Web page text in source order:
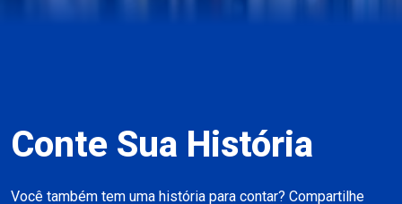
Conte Sua História
Você também tem uma história para contar? Compartilhe